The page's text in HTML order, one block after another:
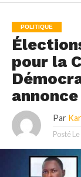
POLITIQUE
pour la
Par
Posté Le